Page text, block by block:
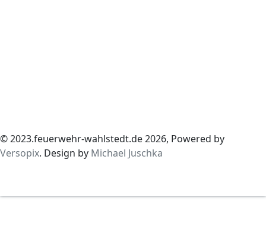
© 2023.feuerwehr-wahlstedt.de 2026, Powered by
Versopix. Design by Michael Juschka